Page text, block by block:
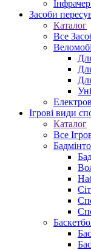
Засоби
Каталог
Все
Ігрові види
Каталог
Все